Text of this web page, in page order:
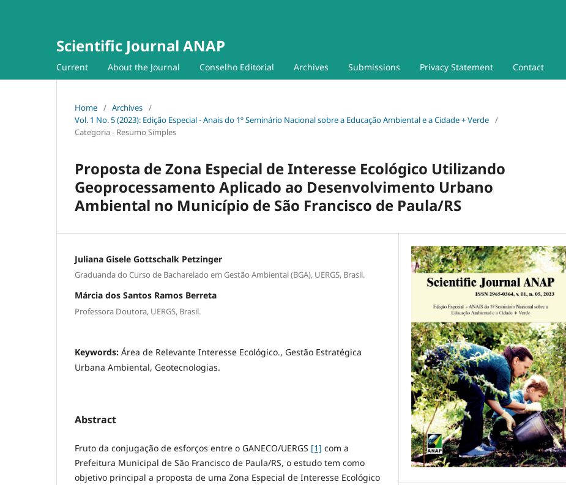
Scientific Journal ANAP
Current About the Journal Conselho Editorial Archives Submissions Privacy Statement Contact
Home / Archives /
Vol. 1 No. 5 (2023): Edição Especial - Anais do 1º Seminário Nacional sobre a Educação Ambiental e a Cidade + Verde /
Categoria - Resumo Simples
Proposta de Zona Especial de Interesse Ecológico Utilizando
Geoprocessamento Aplicado ao Desenvolvimento Urbano
Ambiental no Município de São Francisco de Paula/RS
Juliana Gisele Gottschalk Petzinger
Graduanda do Curso de Bacharelado em Gestão Ambiental (BGA), UERGS, Brasil.
Márcia dos Santos Ramos Berreta
Professora Doutora, UERGS, Brasil.
Keywords: Área de Relevante Interesse Ecológico., Gestão Estratégica
Urbana Ambiental, Geotecnologias.
Abstract
Fruto da conjugação de esforços entre o GANECO/UERGS [1] com a
Prefeitura Municipal de São Francisco de Paula/RS, o estudo tem como
objetivo principal a proposta de uma Zona Especial de Interesse Ecológico